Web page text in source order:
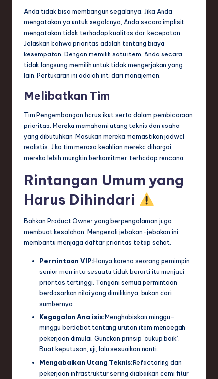
Anda tidak bisa membangun segalanya. Jika Anda
mengatakan ya untuk segalanya, Anda secara implisit
mengatakan tidak terhadap kualitas dan kecepatan.
Jelaskan bahwa prioritas adalah tentang biaya
kesempatan. Dengan memilih satu item, Anda secara
tidak langsung memilih untuk tidak mengerjakan yang
lain. Pertukaran ini adalah inti dari manajemen.
Melibatkan Tim
Tim Pengembangan harus ikut serta dalam pembicaraan
prioritas. Mereka memahami utang teknis dan usaha
yang dibutuhkan. Masukan mereka memastikan jadwal
realistis. Jika tim merasa keahlian mereka dihargai,
mereka lebih mungkin berkomitmen terhadap rencana.
Rintangan Umum yang
Harus Dihindari
Bahkan Product Owner yang berpengalaman juga
membuat kesalahan. Mengenali jebakan-jebakan ini
membantu menjaga daftar prioritas tetap sehat.
Permintaan VIP:Hanya karena seorang pemimpin
senior meminta sesuatu tidak berarti itu menjadi
prioritas tertinggi. Tangani semua permintaan
berdasarkan nilai yang dimilikinya, bukan dari
sumbernya.
Kegagalan Analisis:Menghabiskan minggu-
minggu berdebat tentang urutan item mencegah
pekerjaan dimulai. Gunakan prinsip ‘cukup baik’.
Buat keputusan, uji, lalu sesuaikan nanti.
Mengabaikan Utang Teknis:Refactoring dan
pekerjaan infrastruktur sering diabaikan demi fitur